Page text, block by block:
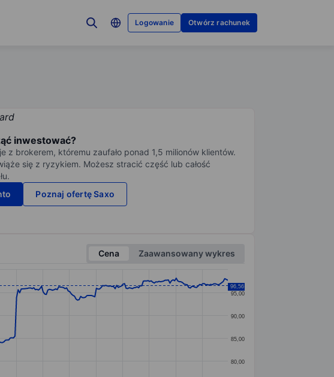
Logowanie Otwórz rachunek
inwestować?
z brokerem, któremu zaufało ponad 1,5 milionów klientów.
się z ryzykiem. Możesz stracić część lub całość
Poznaj ofertę Saxo
Cena
Zaawansowany wykres
80,00
85,00
90,00
95,00
96,56